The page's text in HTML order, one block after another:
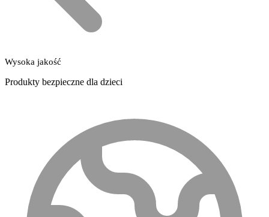
Wysoka jakość
Produkty bezpieczne dla dzieci